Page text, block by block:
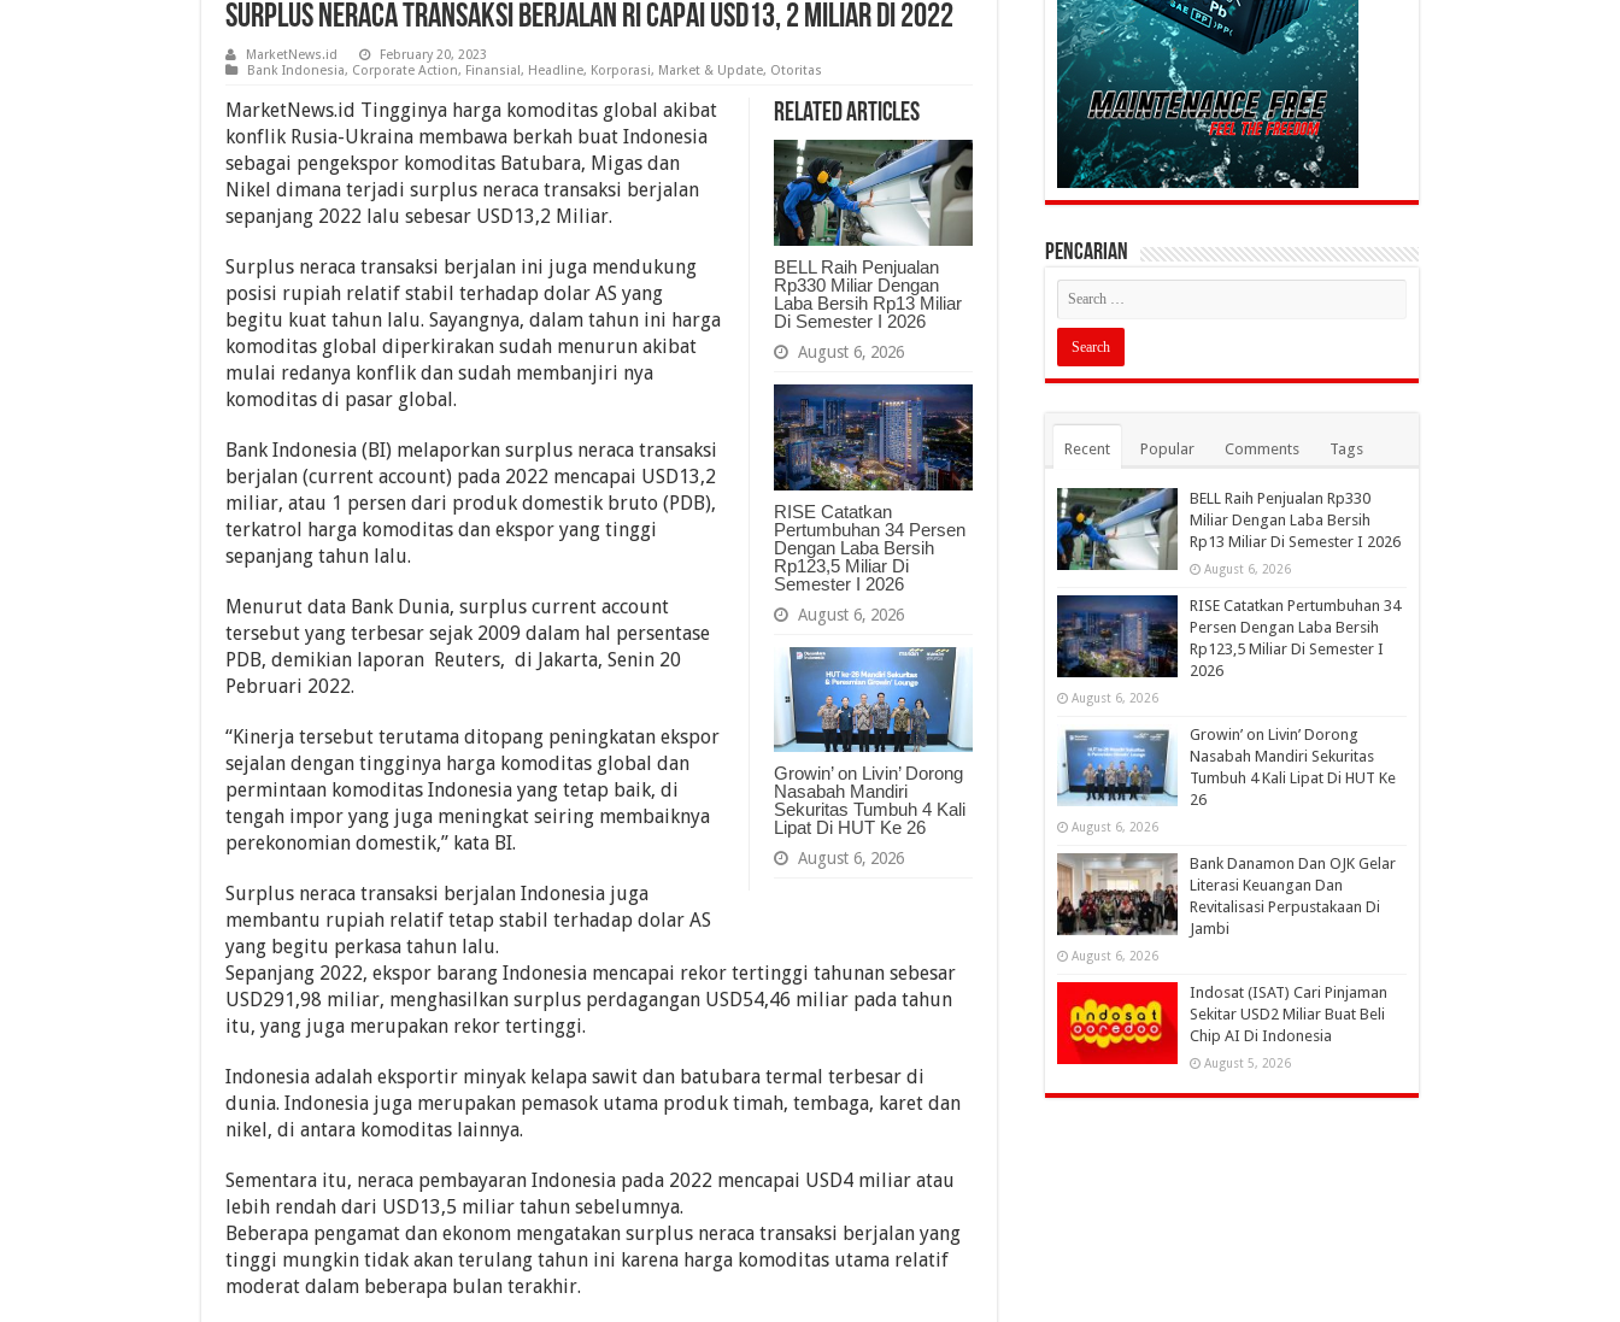
Surplus Neraca Transaksi Berjalan RI Capai USD13, 2 Miliar Di 2022
MarketNews.id
February 20, 2023
Bank Indonesia, Corporate Action, Finansial, Headline, Korporasi, Market & Update, Otoritas
Related Articles
BELL Raih Penjualan
Rp330 Miliar Dengan
Laba Bersih Rp13 Miliar
Di Semester I 2026
August 6, 2026
RISE Catatkan
Pertumbuhan 34 Persen
Dengan Laba Bersih
Rp123,5 Miliar Di
Semester I 2026
August 6, 2026
Growin’ on Livin’ Dorong
Nasabah Mandiri
Sekuritas Tumbuh 4 Kali
Lipat Di HUT Ke 26
August 6, 2026
MarketNews.id Tingginya harga komoditas global akibat
konflik Rusia-Ukraina membawa berkah buat Indonesia
sebagai pengekspor komoditas Batubara, Migas dan
Nikel dimana terjadi surplus neraca transaksi berjalan
sepanjang 2022 lalu sebesar USD13,2 Miliar.
Surplus neraca transaksi berjalan ini juga mendukung
posisi rupiah relatif stabil terhadap dolar AS yang
begitu kuat tahun lalu. Sayangnya, dalam tahun ini harga
komoditas global diperkirakan sudah menurun akibat
mulai redanya konflik dan sudah membanjiri nya
komoditas di pasar global.
Bank Indonesia (BI) melaporkan surplus neraca transaksi
berjalan (current account) pada 2022 mencapai USD13,2
miliar, atau 1 persen dari produk domestik bruto (PDB),
terkatrol harga komoditas dan ekspor yang tinggi
sepanjang tahun lalu.
Menurut data Bank Dunia, surplus current account
tersebut yang terbesar sejak 2009 dalam hal persentase
PDB, demikian laporan Reuters, di Jakarta, Senin 20
Pebruari 2022.
“Kinerja tersebut terutama ditopang peningkatan ekspor
sejalan dengan tingginya harga komoditas global dan
permintaan komoditas Indonesia yang tetap baik, di
tengah impor yang juga meningkat seiring membaiknya
perekonomian domestik,” kata BI.
Surplus neraca transaksi berjalan Indonesia juga
membantu rupiah relatif tetap stabil terhadap dolar AS
yang begitu perkasa tahun lalu.
Sepanjang 2022, ekspor barang Indonesia mencapai rekor tertinggi tahunan sebesar
USD291,98 miliar, menghasilkan surplus perdagangan USD54,46 miliar pada tahun
itu, yang juga merupakan rekor tertinggi.
Indonesia adalah eksportir minyak kelapa sawit dan batubara termal terbesar di
dunia. Indonesia juga merupakan pemasok utama produk timah, tembaga, karet dan
nikel, di antara komoditas lainnya.
Sementara itu, neraca pembayaran Indonesia pada 2022 mencapai USD4 miliar atau
lebih rendah dari USD13,5 miliar tahun sebelumnya.
Beberapa pengamat dan ekonom mengatakan surplus neraca transaksi berjalan yang
tinggi mungkin tidak akan terulang tahun ini karena harga komoditas utama relatif
moderat dalam beberapa bulan terakhir.
PENCARIAN
Recent Popular Comments Tags
BELL Raih Penjualan Rp330
Miliar Dengan Laba Bersih
Rp13 Miliar Di Semester I 2026
August 6, 2026
RISE Catatkan Pertumbuhan 34
Persen Dengan Laba Bersih
Rp123,5 Miliar Di Semester I
2026
August 6, 2026
Growin’ on Livin’ Dorong
Nasabah Mandiri Sekuritas
Tumbuh 4 Kali Lipat Di HUT Ke
26
August 6, 2026
Bank Danamon Dan OJK Gelar
Literasi Keuangan Dan
Revitalisasi Perpustakaan Di
Jambi
August 6, 2026
Indosat (ISAT) Cari Pinjaman
Sekitar USD2 Miliar Buat Beli
Chip AI Di Indonesia
August 5, 2026